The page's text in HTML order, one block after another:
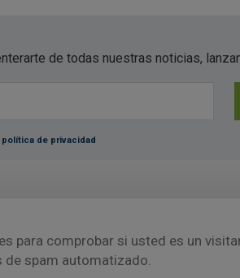
de todas nuestras noticias,
política de privacidad
para comprobar si usted es un
de spam automatizado.